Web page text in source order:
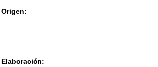
Elaboración:
Origen: